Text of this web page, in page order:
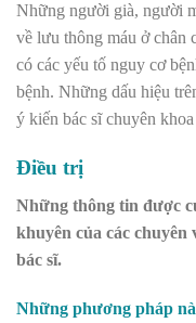
Những người già, người
về lưu thông máu ở chân
có các yếu tố nguy cơ
bệnh. Những dấu hiệu
ý kiến bác sĩ chuyên
Điều trị
Những thông tin được
khuyên của các chuyên
bác sĩ.
Những phương pháp